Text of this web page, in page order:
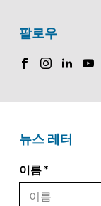
팔로우
뉴스 레터
이름